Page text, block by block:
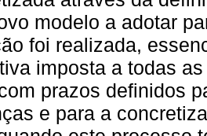
modelo a adotar
foi realizada,
imposta a todas
prazos definidos
e para a